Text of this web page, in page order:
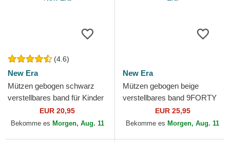
(4.6)
New Era
Mützen gebogen schwarz
verstellbares band für Kinder
9FORTY League Essential
der New York Yankees...
EUR 20,95
Bekomme es Morgen, Aug. 11
New Era
Mützen gebogen beige
verstellbares band 9FORTY
League Essential der Los
Angeles Dodgers MLB von...
EUR 25,95
Bekomme es Morgen, Aug. 11